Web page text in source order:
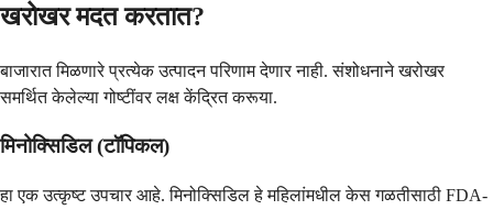
खरोखर मदत करतात?
बाजारात मिळणारे प्रत्येक उत्पादन परिणाम देणार नाही. संशोधनाने खरोखर
समर्थित केलेल्या गोष्टींवर लक्ष केंद्रित करूया.
मिनोक्सिडिल (टॉपिकल)
हा एक उत्कृष्ट उपचार आहे. मिनोक्सिडिल हे महिलांमधील केस गळतीसाठी FDA-